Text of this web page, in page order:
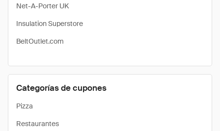
Net-A-Porter UK
Insulation Superstore
BeltOutlet.com
Categorías de cupones
Pizza
Restaurantes